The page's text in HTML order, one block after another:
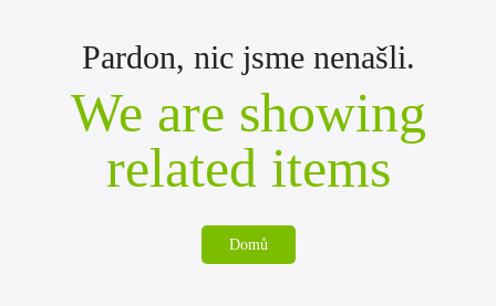
Pardon, nic jsme nenašli.
We are showing
related items
Domů